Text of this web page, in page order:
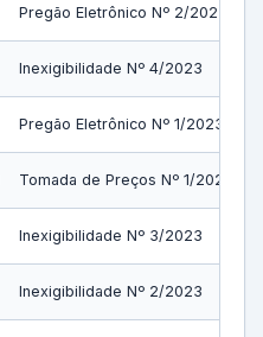
Pregão Eletrônico Nº 2/2023
Inexigibilidade Nº 4/2023
Pregão Eletrônico Nº 1/2023
Tomada de Preços Nº 1/2023
Inexigibilidade Nº 3/2023
Inexigibilidade Nº 2/2023